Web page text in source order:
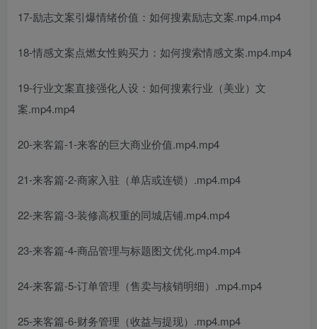
17-励志文案引爆情绪价值：如何搜素励志文案.mp4.mp4
18-情感文案点燃女性购买力：如何搜索情感文案.mp4.mp4
19-行业文案直接强化人设：如何搜素行业（美业）文
案.mp4.mp4
20-来客篇-1-来客的巨大商业价值.mp4.mp4
21-来客篇-2-商家入驻（单店或连锁）.mp4.mp4
22-来客篇-3-装修高权重的同城店铺.mp4.mp4
23-来客篇-4-商品管理与标题图文优化.mp4.mp4
24-来客篇-5-订单管理（售卖与核销明细）.mp4.mp4
25-来客篇-6-财务管理（收益与提现）.mp4.mp4